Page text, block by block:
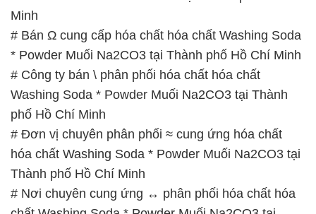
Washing Soda * Powder Muối Na2CO3 tại Thành
phố Hồ Chí Minh
# Đơn vị chuyên phân phối ≈ cung ứng hóa chất
hóa chất Washing Soda * Powder Muối Na2CO3 tại
Thành phố Hồ Chí Minh
# Nơi chuyên cung ứng ↔ phân phối hóa chất hóa
chất Washing Soda * Powder Muối Na2CO3 tại
Thành phố Hồ Chí Minh
# Địa chỉ chuyên kinh doanh | phân phối hóa chất
hóa chất Washing Soda * Powder Muối Na2CO3 tại
Thành phố Hồ Chí Minh